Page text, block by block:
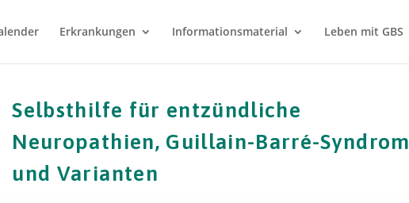
Erkrankungen Informationsmaterial Leben mit GBS
Selbsthilfe für entzündliche
Neuropathien, Guillain-Barré-Syndrom
und Varianten